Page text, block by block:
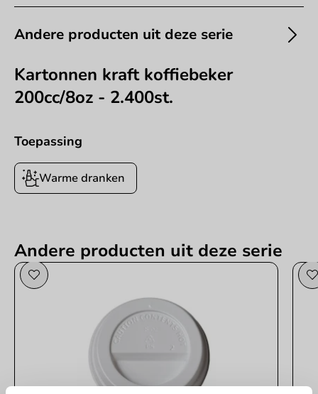
Andere producten uit deze serie
Kartonnen kraft koffiebeker
200cc/8oz - 2.400st.
Toepassing
Warme dranken
Andere producten uit deze serie